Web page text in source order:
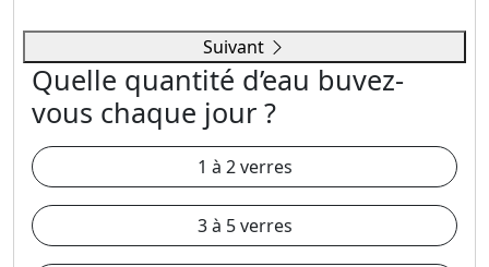
Suivant
Quelle quantité d’eau buvez-
vous chaque jour ?
1 à 2 verres
3 à 5 verres